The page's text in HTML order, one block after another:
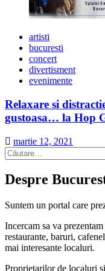
artisti
bucuresti
concert
divertisment
evenimente
Relaxare si
gustoasa… la Hop
martie 12, 2021
Caută
după:
Despre
Suntem un portal care
Incercam sa va
restaurante, baruri,
mai interesante localuri.
Proprietarilor de localuri